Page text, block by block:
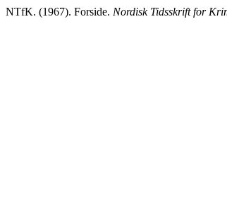
NTfK. (1967). Forside. Nordisk Tidsskrift for